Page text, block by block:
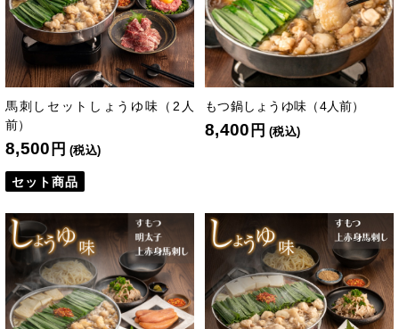
馬刺しセットしょうゆ味（2人
前）
8,500 円 (税込)
セット商品
もつ鍋しょうゆ味（4人前）
8,400 円 (税込)